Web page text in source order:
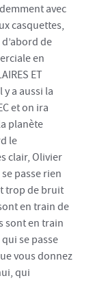
avec
casquettes,
de
en
ET
y a aussi la
et on ira
planète
le
clair, Olivier
passe rien
trop de bruit
en train de
sont en train
se passe
vous donnez
qui